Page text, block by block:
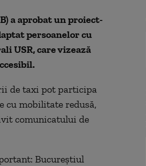
a aprobat un proiect-
persoanelor cu
USR, care vizează
de taxi pot participa
cu mobilitate redusă,
comunicatului de
Bucureștiul